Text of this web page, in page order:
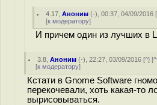
4.17 ,Аноним (-), 00:37, 04/09/2016 [
[к модератору]
И причем один из лучших в
3.8 ,Аноним (-), 22:27, 03/09/2016 [^] [
[к модератору]
Кстати в Gnome Software
перекочевали, хоть какая-то
вырисовываться.